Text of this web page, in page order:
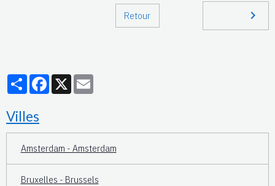
Retour
PartagerFacebook
X
Villes
Amsterdam - Amsterdam
Bruxelles - Brussels